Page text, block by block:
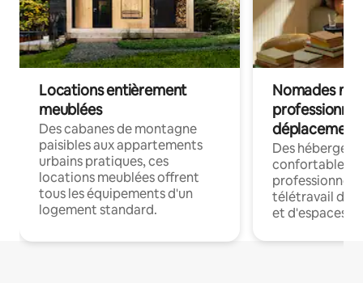
Locations entièrement
meublées
Des cabanes de montagne
paisibles aux appartements
urbains pratiques, ces
locations meublées offrent
tous les équipements d'un
logement standard.
Nomades
déplacement
Des
confortables
professionnels
télétravail
et d'espaces